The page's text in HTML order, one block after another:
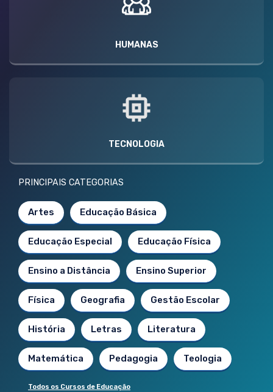
HUMANAS
TECNOLOGIA
PRINCIPAIS CATEGORIAS
Artes Educação Básica
Educação Especial Educação Física
Ensino a Distância Ensino Superior
Física Geografia Gestão Escolar
História Letras Literatura
Matemática Pedagogia Teologia
Todos os Cursos de Educação